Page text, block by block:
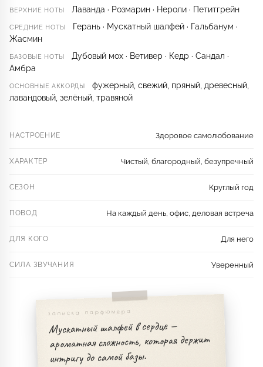
ВЕРХНИЕ НОТЫ Лаванда · Розмарин · Нероли · Петитгрейн
СРЕДНИЕ НОТЫ
Герань · Мускатный шалфей · Гальбанум ·
Жасмин
БАЗОВЫЕ НОТЫ
Дубовый мох · Ветивер · Кедр · Сандал ·
Амбра
ОСНОВНЫЕ АККОРДЫ
фужерный, свежий, пряный, древесный,
лавандовый, зелёный, травяной
НАСТРОЕНИЕ Здоровое самолюбование
ХАРАКТЕР Чистый, благородный, безупречный
СЕЗОН Круглый год
ПОВОД На каждый день, офис, деловая встреча
ДЛЯ КОГО Для него
СИЛА ЗВУЧАНИЯ Уверенный
записка парфюмера
Мускатный шалфей в сердце —
ароматная сложность, которая держит
интригу до самой базы.